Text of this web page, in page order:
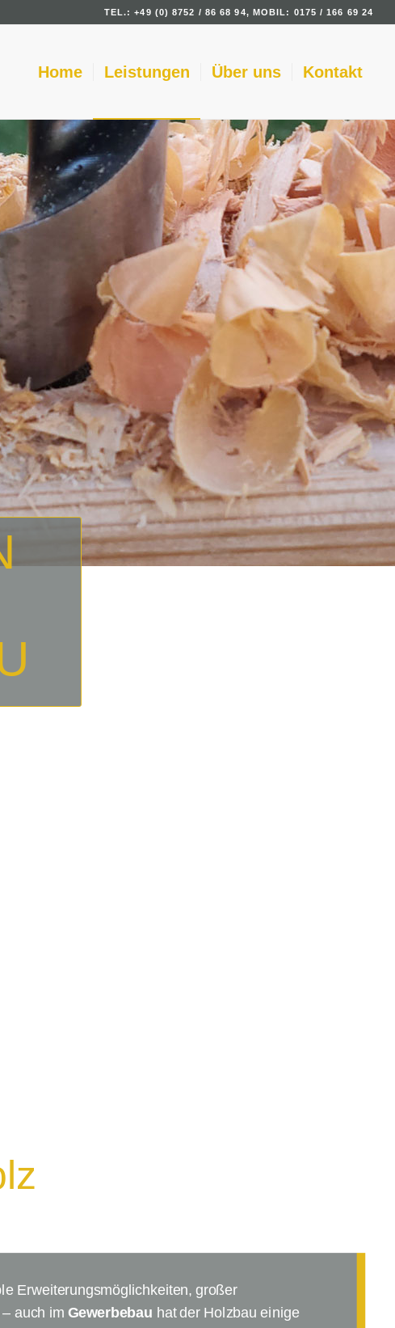
TEL.: +49 (0) 8752 / 86 68 94, MOBIL: 0175 / 166 69 24
Home Leistungen Über uns Kontakt
Erweiterungsmöglichkeiten, großer
auch im Gewerbebau hat der Holzbau einige